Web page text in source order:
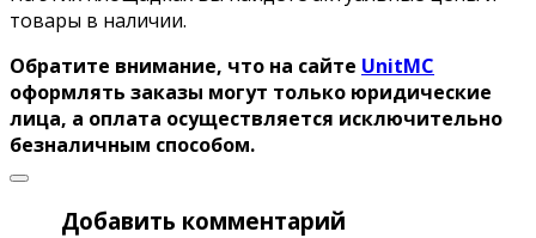
товары в наличии.
Обратите внимание, что на сайте UnitMC
оформлять заказы могут только юридические
лица, а оплата осуществляется исключительно
безналичным способом.
Добавить комментарий